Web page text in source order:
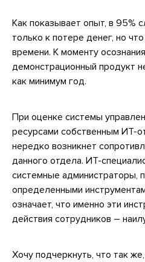
Как показывает опыт, в 95%
только к потере денег, но
времени. К моменту
демонстрационный продукт
как минимум год.
При оценке системы
ресурсами собственным ИТ-
нередко возникнет
данного отдела. ИТ-
системные администраторы,
определенными
означает, что именно эти
действия сотрудников –
Хочу подчеркнуть, что так